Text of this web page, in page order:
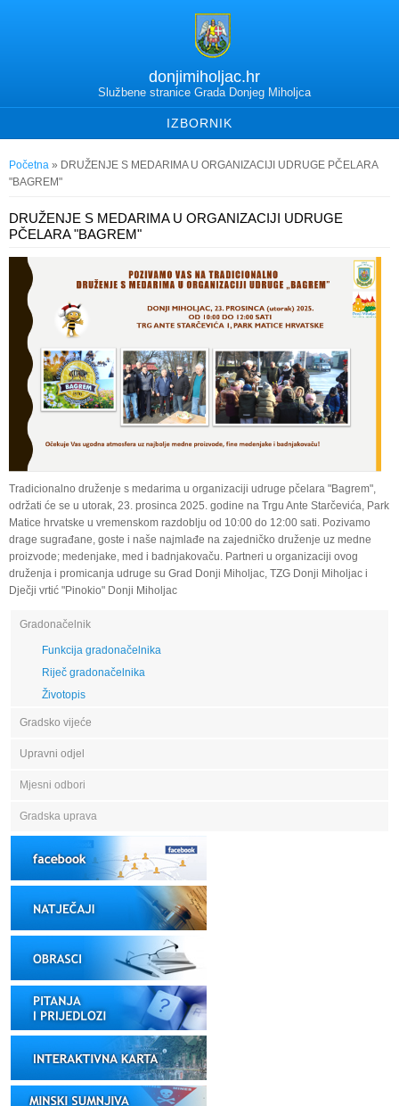
donjimiholjac.hr
Službene stranice Grada Donjeg Miholjca
IZBORNIK
Vi ste ovdje
Početna » DRUŽENJE S MEDARIMA U ORGANIZACIJI UDRUGE PČELARA
"BAGREM"
DRUŽENJE S MEDARIMA U ORGANIZACIJI UDRUGE
PČELARA "BAGREM"
Tradicionalno druženje s medarima u organizaciji udruge pčelara "Bagrem",
održati će se u utorak, 23. prosinca 2025. godine na Trgu Ante Starčevića, Park
Matice hrvatske u vremenskom razdoblju od 10:00 do 12:00 sati. Pozivamo
drage sugrađane, goste i naše najmlađe na zajedničko druženje uz medne
proizvode; medenjake, med i badnjakovaču. Partneri u organizaciji ovog
druženja i promicanja udruge su Grad Donji Miholjac, TZG Donji Miholjac i
Dječji vrtić "Pinokio" Donji Miholjac
Gradonačelnik
Funkcija gradonačelnika
Riječ gradonačelnika
Životopis
Gradsko vijeće
Upravni odjel
Mjesni odbori
Gradska uprava